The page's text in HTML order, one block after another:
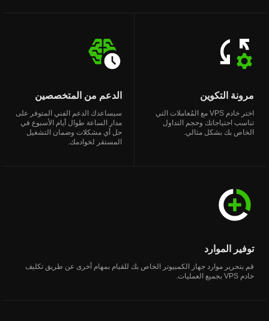
مرونة التكوين
اختر خادم VPS مع المُعاملات التي
تناسب احتياجاتك وحجم التداول
الخاص بك بشكل مثالي.
الدعم من المتخصصين
سيساعدك الدعم الفني المتوفر على
مدار الساعة طوال أيام الأسبوع في
حل أي مشكلات وضمان التشغيل
المستقر لخوادمك.
توفير الموارد
قم بتحرير موارد جهاز الكمبيوتر الخاص بك للقيام بمهام أخرى عن طريق تكليف
خادم VPS بجميع العمليات.